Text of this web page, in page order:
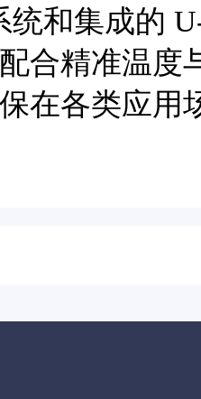
统和集成的
合精准温度
各类应用